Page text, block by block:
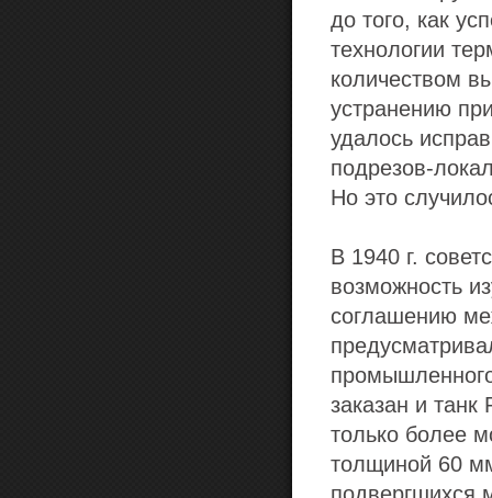
до того, как
технологии
количеством
устранению
удалось
подрезов-
Но это
В 1940 г.
возможность
соглашению
заказан и
только более
толщиной 60